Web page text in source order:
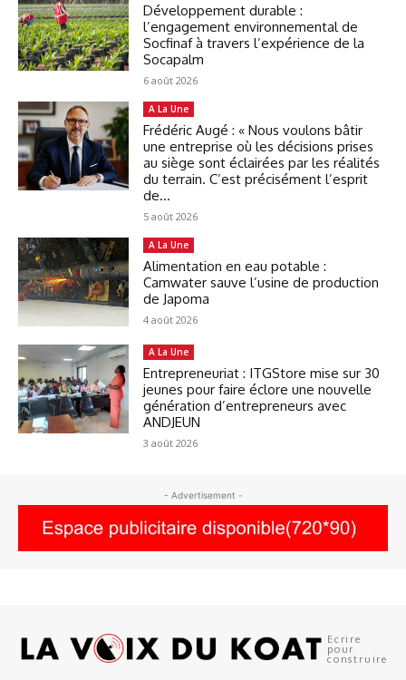
Développement durable :
l’engagement environnemental de
Socfinaf à travers l’expérience de la
Socapalm
6 août 2026
A La Une
Frédéric Augé : « Nous voulons bâtir
une entreprise où les décisions prises
au siège sont éclairées par les réalités
du terrain. C’est précisément l’esprit
de...
5 août 2026
A La Une
Alimentation en eau potable :
Camwater sauve l’usine de production
de Japoma
4 août 2026
A La Une
Entrepreneuriat : ITGStore mise sur 30
jeunes pour faire éclore une nouvelle
génération d’entrepreneurs avec
ANDJEUN
3 août 2026
- Advertisement -
Ecrire
pour
construire